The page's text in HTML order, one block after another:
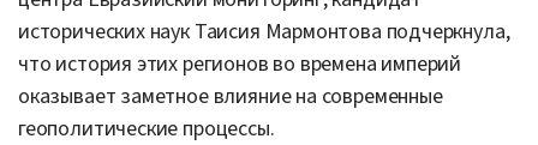
исторических наук Таисия Мармонтова подчеркнула,
что история этих регионов во времена империй
оказывает заметное влияние на современные
геополитические процессы.